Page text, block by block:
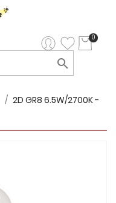
0

2D GR8 6.5W/2700K -